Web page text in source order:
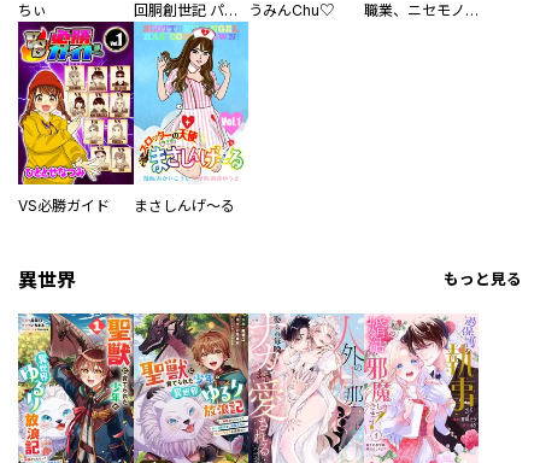
ちぃ 回胴創世記 パチスロを創った男達 うみんChu♡ 職業、ニセモノ～あなたに偽は見抜けない【電子単行本版】
VS必勝ガイド まさしんげ～る
異世界 もっと見る